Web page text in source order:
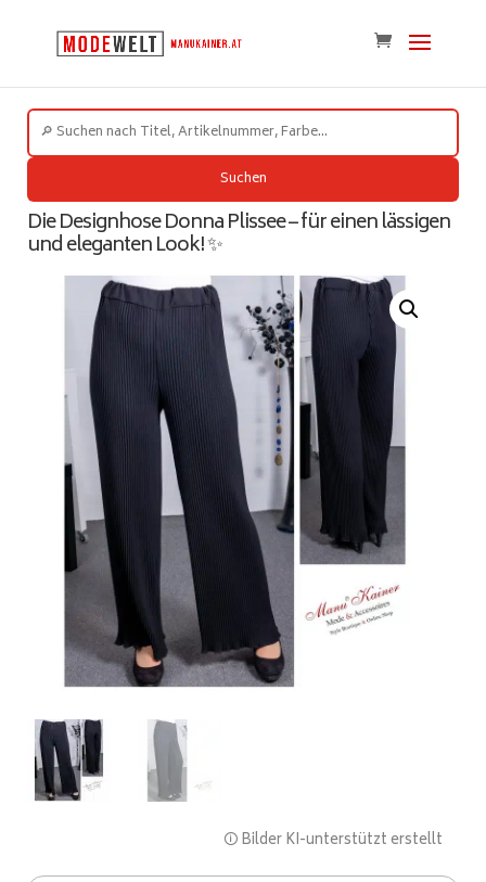
Suchen
Die Designhose Donna Plissee – für einen lässigen
und eleganten Look! ✨
🛈 Bilder KI-unterstützt erstellt